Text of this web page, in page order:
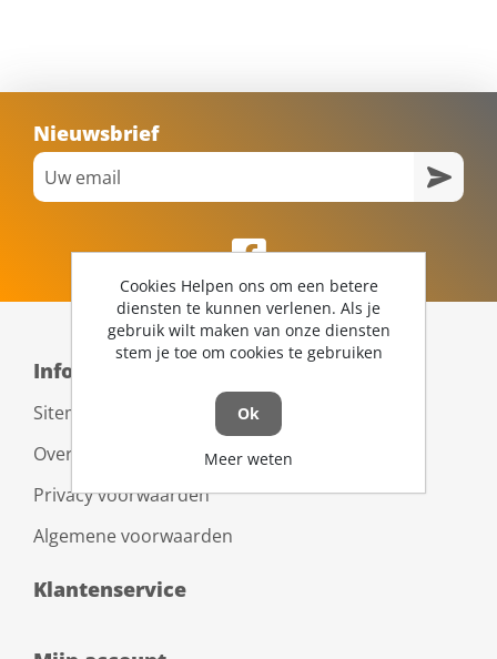
Nieuwsbrief
Informatie
Sitemap
Over ons
Privacy voorwaarden
Algemene voorwaarden
Klantenservice
Cookies Helpen ons om een betere
diensten te kunnen verlenen. Als je
gebruik wilt maken van onze diensten
stem je toe om cookies te gebruiken
Ok
Meer weten